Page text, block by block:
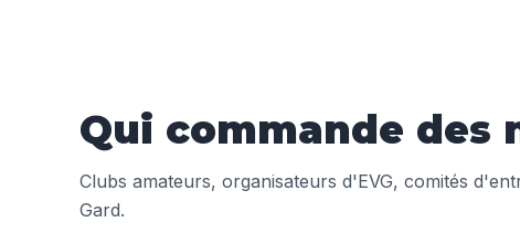
Qui commande des
Clubs amateurs, organisateurs d'EVG, comités
Gard.